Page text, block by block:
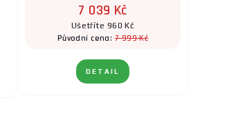
7 039 Kč
Ušetříte 960 Kč
Původní cena:7 999 Kč
DETAIL